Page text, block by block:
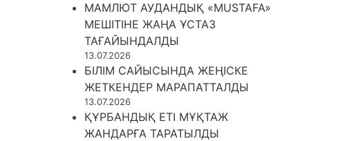
МАМЛЮТ АУДАНДЫҚ «MUSTAFA»
МЕШІТІНЕ ЖАҢА ҰСТАЗ
ТАҒАЙЫНДАЛДЫ
13.07.2026
БІЛІМ САЙЫСЫНДА ЖЕҢІСКЕ
ЖЕТКЕНДЕР МАРАПАТТАЛДЫ
13.07.2026
ҚҰРБАНДЫҚ ЕТІ МҰҚТАЖ
ЖАНДАРҒА ТАРАТЫЛДЫ